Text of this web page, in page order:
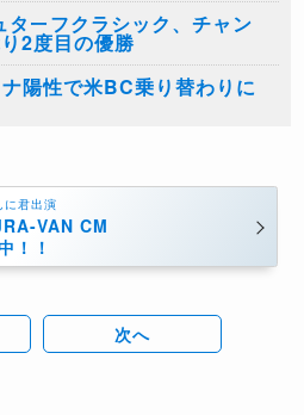
ーフクラシック、チャン
2度目の優勝
陽性で米BC乗り替わりに
に君出演
VAN CM
！！
次へ